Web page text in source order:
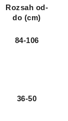
Rozsah od-
do (cm)
84-106
36-50